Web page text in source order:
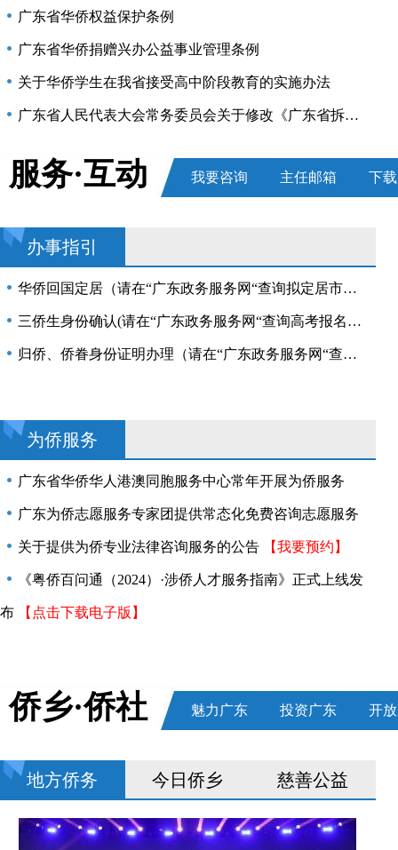
张国智会见新西兰客人
唐屹峰同志任广东省委委员、常委
广东省华侨权益保护条例
广东省华侨捐赠兴办公益事业管理条例
关于华侨学生在我省接受高中阶段教育的实施办法
广东省人民代表大会常务委员会关于修改《广东省拆迁城镇华侨房屋规定》等两项地方性法规的决定
侨法颁布30周年丨涉侨法律政策指南
服务·互动 我要咨询 主任邮箱 下
办事指引
华侨回国定居（请在“广东政务服务网“查询拟定居市、县（区）办事指南）
三侨生身份确认(请在“广东政务服务网“查询高考报名所在地办事指南)
归侨、侨眷身份证明办理（请在“广东政务服务网“查询户籍所在地市、县（区）办事指南）
为侨服务
广东省华侨华人港澳同胞服务中心常年开展为侨服务
广东为侨志愿服务专家团提供常态化免费咨询志愿服务
关于提供为侨专业法律咨询服务的公告 【我要预约】
《粤侨百问通（2024）·涉侨人才服务指南》正式上线发
布 【点击下载电子版】
侨乡·侨社 魅力广东 投资广东 开
地方侨务 今日侨乡 慈善公益